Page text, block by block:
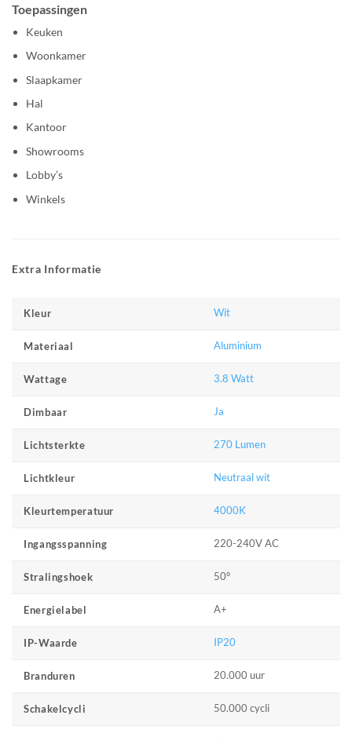
Toepassingen
Keuken
Woonkamer
Slaapkamer
Hal
Kantoor
Showrooms
Lobby’s
Winkels
Extra Informatie
Kleur Wit
Materiaal Aluminium
Wattage 3.8 Watt
Dimbaar Ja
Lichtsterkte 270 Lumen
Lichtkleur Neutraal wit
Kleurtemperatuur 4000K
Ingangsspanning 220-240V AC
Stralingshoek 50°
Energielabel A+
IP-Waarde IP20
Branduren 20.000 uur
Schakelcycli 50.000 cycli